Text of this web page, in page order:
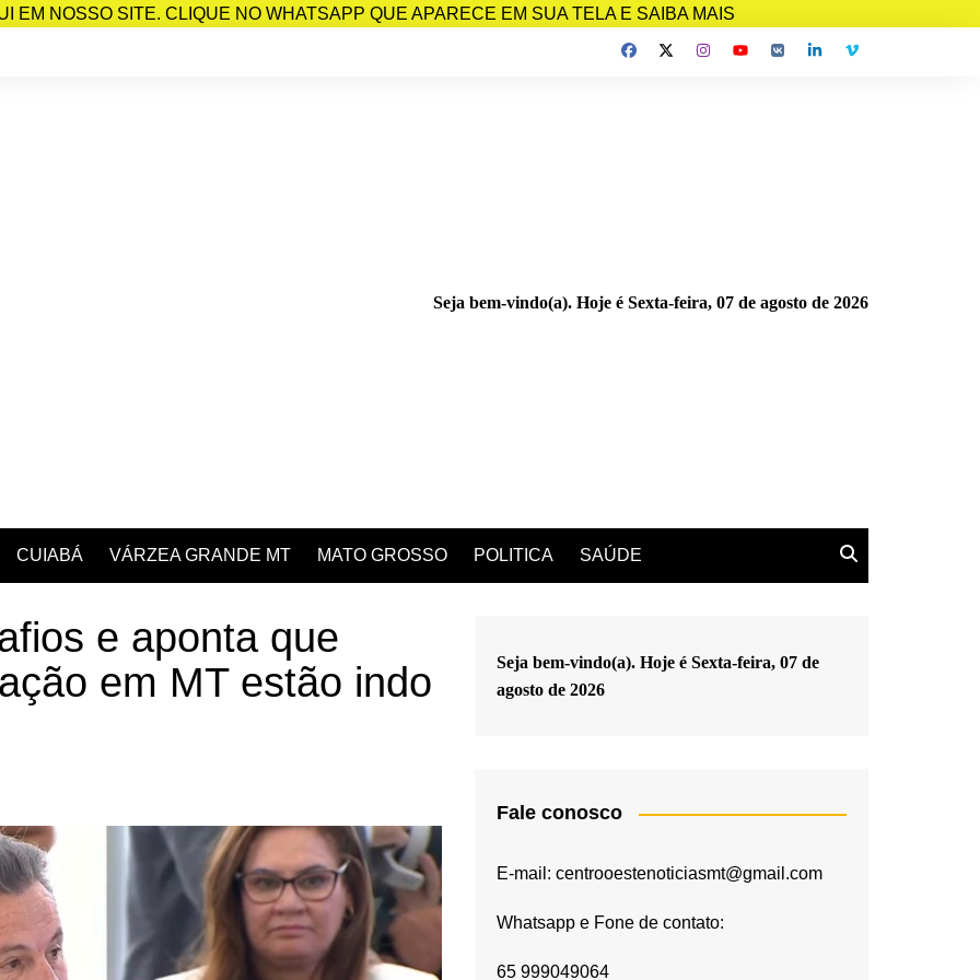
EM NOSSO SITE. CLIQUE NO WHATSAPP QUE APARECE EM SUA TELA E SAIBA MAIS
Seja bem-vindo(a). Hoje é Sexta-feira, 07 de agosto de 2026
CUIABÁ VÁRZEA GRANDE MT MATO GROSSO POLITICA SAÚDE
e aponta que
em MT estão indo
Seja bem-vindo(a). Hoje é Sexta-feira, 07 de
agosto de 2026
Fale conosco
E-mail: centrooestenoticiasmt@gmail.com
Whatsapp e Fone de contato:
65 999049064